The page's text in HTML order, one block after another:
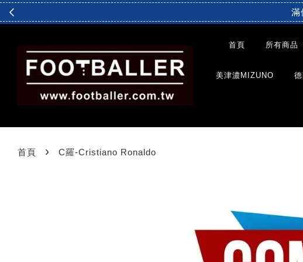
首頁 所有商品
美津濃MIZUNO
首頁 › C羅-Cristiano Ronaldo